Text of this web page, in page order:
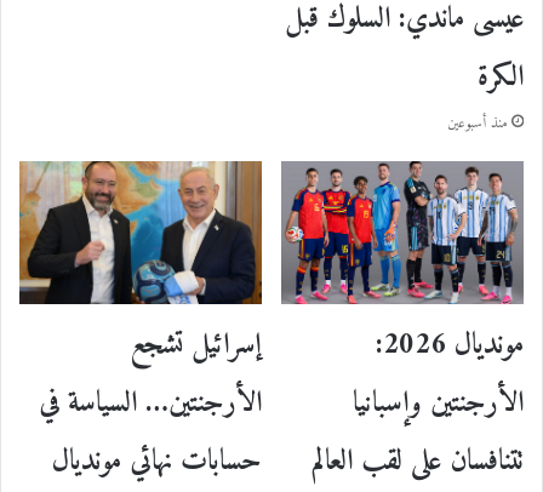
عيسى ماندي: السلوك قبل
الكرة
منذ أسبوعين
مونديال 2026:
الأرجنتين وإسبانيا
تتنافسان على لقب العالم
إسرائيل تشجع
الأرجنتين… السياسة في
حسابات نهائي مونديال